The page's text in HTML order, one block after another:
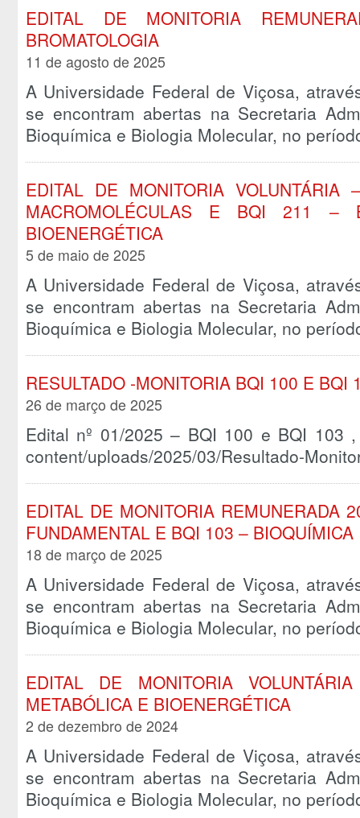
EDITAL DE MONITORIA
BROMATOLOGIA
11 de agosto de 2025
A Universidade Federal de Viçosa,
se encontram abertas na Secretaria
Bioquímica e Biologia Molecular, no
EDITAL DE MONITORIA
MACROMOLÉCULAS E BQI 211 –
BIOENERGÉTICA
5 de maio de 2025
A Universidade Federal de Viçosa,
se encontram abertas na Secretaria
Bioquímica e Biologia Molecular, no
RESULTADO -MONITORIA BQI 100 E BQI
26 de março de 2025
Edital nº 01/2025 – BQI 100 e BQI 103
content/uploads/2025/03/Resultado-
EDITAL DE MONITORIA REMUNERADA
FUNDAMENTAL E BQI 103 – BIOQUÍMICA
18 de março de 2025
A Universidade Federal de Viçosa,
se encontram abertas na Secretaria
Bioquímica e Biologia Molecular, no
EDITAL DE MONITORIA
METABÓLICA E BIOENERGÉTICA
2 de dezembro de 2024
A Universidade Federal de Viçosa,
se encontram abertas na Secretaria
Bioquímica e Biologia Molecular, no